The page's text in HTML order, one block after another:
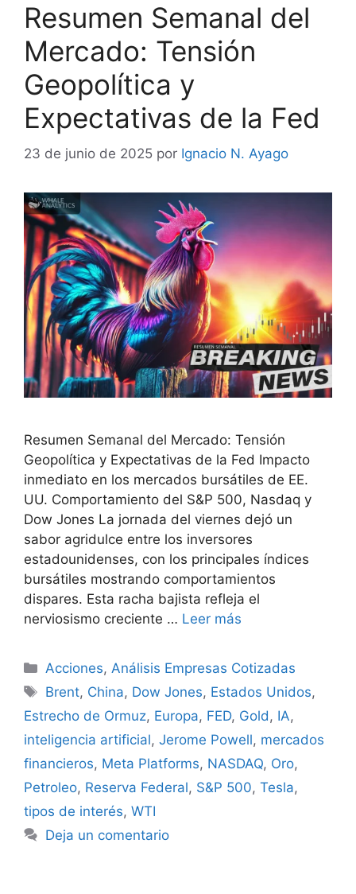
Resumen Semanal del
Mercado: Tensión
Geopolítica y
Expectativas de la Fed
23 de junio de 2025 por Ignacio N. Ayago
Resumen Semanal del Mercado: Tensión
Geopolítica y Expectativas de la Fed Impacto
inmediato en los mercados bursátiles de EE.
UU. Comportamiento del S&P 500, Nasdaq y
Dow Jones La jornada del viernes dejó un
sabor agridulce entre los inversores
estadounidenses, con los principales índices
bursátiles mostrando comportamientos
dispares. Esta racha bajista refleja el
nerviosismo creciente … Leer más
Categorías
Acciones,Análisis Empresas Cotizadas
Etiquetas
Brent, China, Dow Jones, Estados Unidos,
Estrecho de Ormuz, Europa, FED, Gold, IA,
inteligencia artificial, Jerome Powell, mercados
financieros, Meta Platforms, NASDAQ, Oro,
Petroleo, Reserva Federal, S&P 500, Tesla,
tipos de interés, WTI
Deja un comentario